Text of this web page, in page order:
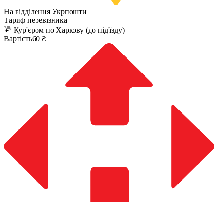
На відділення Укрпошти
Тариф перевізника
Кур'єром по Харкову (до під'їзду)
Вартість60 ₴